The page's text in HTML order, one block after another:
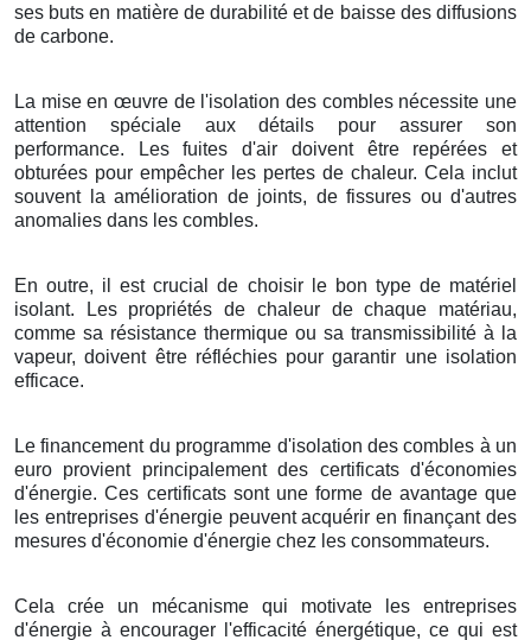
ses buts en matière de durabilité et de baisse des diffusions
de carbone.
La mise en œuvre de l'isolation des combles nécessite une
attention spéciale aux détails pour assurer son
performance. Les fuites d'air doivent être repérées et
obturées pour empêcher les pertes de chaleur. Cela inclut
souvent la amélioration de joints, de fissures ou d'autres
anomalies dans les combles.
En outre, il est crucial de choisir le bon type de matériel
isolant. Les propriétés de chaleur de chaque matériau,
comme sa résistance thermique ou sa transmissibilité à la
vapeur, doivent être réfléchies pour garantir une isolation
efficace.
Le financement du programme d'isolation des combles à un
euro provient principalement des certificats d'économies
d'énergie. Ces certificats sont une forme de avantage que
les entreprises d'énergie peuvent acquérir en finançant des
mesures d'économie d'énergie chez les consommateurs.
Cela crée un mécanisme qui motivate les entreprises
d'énergie à encourager l'efficacité énergétique, ce qui est